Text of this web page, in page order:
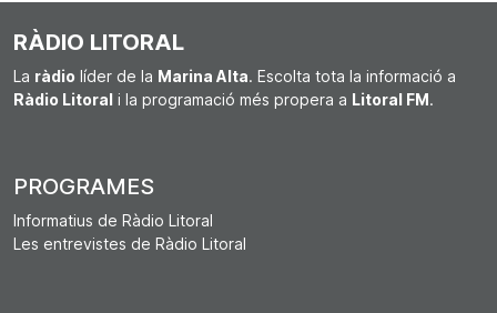
RÀDIO LITORAL
La ràdio líder de la Marina Alta. Escolta tota la informació a
Ràdio Litoral i la programació més propera a Litoral FM.
PROGRAMES
Informatius de Ràdio Litoral
Les entrevistes de Ràdio Litoral